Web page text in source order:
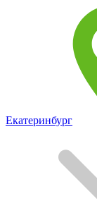
Екатеринбург